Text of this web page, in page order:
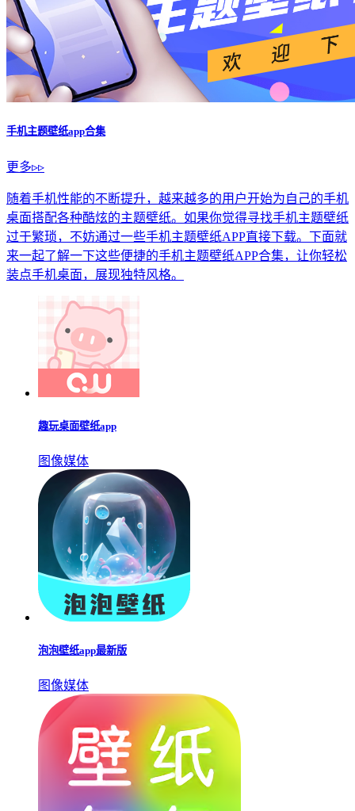
live2dviewerex官网版
图像媒体
小红车wallpaper最新版
图像媒体
pr社区
主题美化
手机主题壁纸app合集
更多▹▹
随着手机性能的不断提升，越来越多的用户开始为自己的手机
桌面搭配各种酷炫的主题壁纸。如果你觉得寻找手机主题壁纸
过于繁琐，不妨通过一些手机主题壁纸APP直接下载。下面就
来一起了解一下这些便捷的手机主题壁纸APP合集，让你轻松
装点手机桌面，展现独特风格。